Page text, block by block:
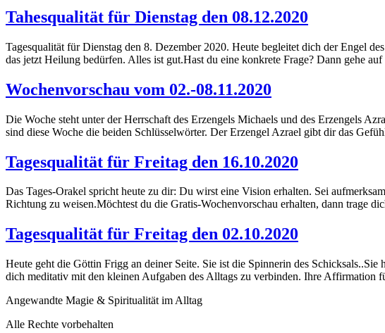
Tahesqualität für Dienstag den 08.12.2020
Tagesqualität für Dienstag den 8. Dezember 2020. Heute begleitet dich der Engel
das jetzt Heilung bedürfen. Alles ist gut.Hast du eine konkrete Frage? Dann gehe
Wochenvorschau vom 02.-08.11.2020
Die Woche steht unter der Herrschaft des Erzengels Michaels und des Erzengels
sind diese Woche die beiden Schlüsselwörter. Der Erzengel Azrael gibt dir das
Tagesqualität für Freitag den 16.10.2020
Das Tages-Orakel spricht heute zu dir: Du wirst eine Vision erhalten. Sei
Richtung zu weisen.Möchtest du die Gratis-Wochenvorschau erhalten, dann trage
Tagesqualität für Freitag den 02.10.2020
Heute geht die Göttin Frigg an deiner Seite. Sie ist die Spinnerin des
dich meditativ mit den kleinen Aufgaben des Alltags zu verbinden. Ihre
Angewandte Magie & Spiritualität im Alltag
Alle Rechte vorbehalten